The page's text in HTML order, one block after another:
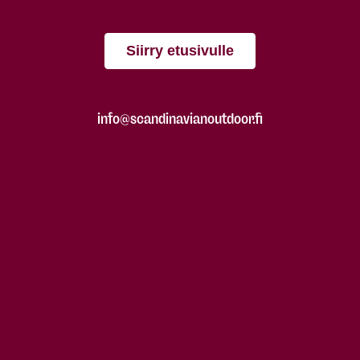
Siirry etusivulle
info@scandinavianoutdoor.fi